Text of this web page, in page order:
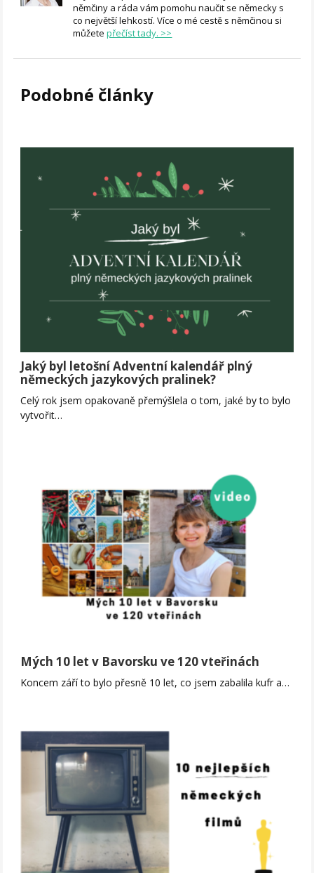
němčiny a ráda vám pomohu naučit se německy s
co největší lehkostí. Více o mé cestě s němčinou si
můžetepřečíst tady. >>
Podobné články
Jaký byl letošní Adventní kalendář plný
německých jazykových pralinek?
Celý rok jsem opakovaně přemýšlela o tom, jaké by to bylo
vytvořit…
Mých 10 let v Bavorsku ve 120 vteřinách
Koncem září to bylo přesně 10 let, co jsem zabalila kufr a…